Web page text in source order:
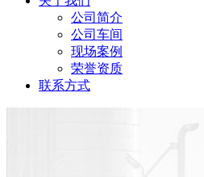
公司简介
公司车间
现场案例
荣誉资质
联系方式